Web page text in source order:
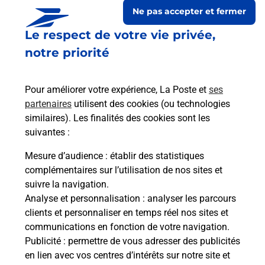
Le respect de votre vie privée,
notre priorité
Pour améliorer votre expérience, La Poste et ses
partenaires utilisent des cookies (ou technologies
similaires). Les finalités des cookies sont les
suivantes :
Mesure d’audience : établir des statistiques
complémentaires sur l’utilisation de nos sites et
suivre la navigation.
Analyse et personnalisation : analyser les parcours
clients et personnaliser en temps réel nos sites et
communications en fonction de votre navigation.
Publicité : permettre de vous adresser des publicités
en lien avec vos centres d’intérêts sur notre site et
Ne pas accepter et fermer
Prochaine collecte du courrierlundià 09h00
Gissac Haut
12360 Gissac
Itinéraire
Le lien s'ouvre dans un nouvel onglet